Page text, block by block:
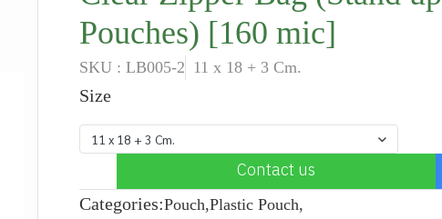
Pouches) [160 mic]
SKU : LB005-2 11 x 18 + 3 Cm.
Size
11 x 18 + 3 Cm.
Contact us
Categories:Pouch,Plastic Pouch,